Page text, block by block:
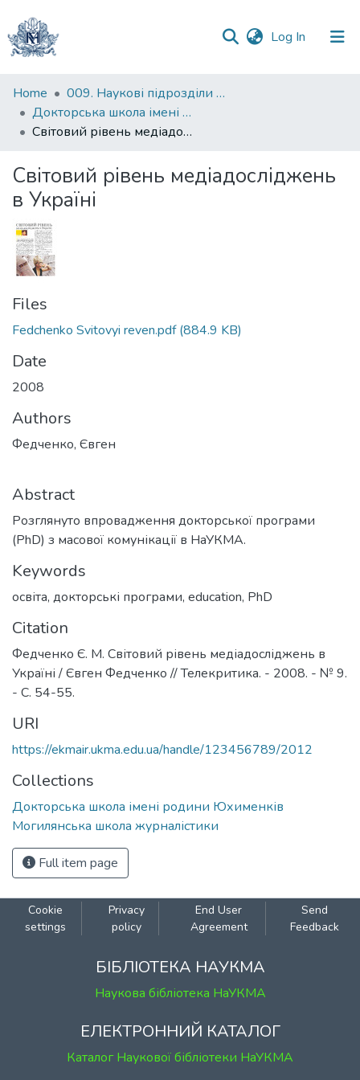
Log In (current)
Communities
&
Collections
Statistics
Home
009. Наукові підрозділи НаУКМА
Докторська школа імені родини Юхименків
Світовий рівень медіадосліджень в Україні
Світовий рівень медіадосліджень
в Україні
Files
Fedchenko Svitovyi reven.pdf(884.9 KB)
Date
2008
Authors
Федченко, Євген
Abstract
Розглянуто впровадження докторської програми
(PhD) з масової комунікації в НаУКМА.
Keywords
освіта, докторські програми, education, PhD
Citation
Федченко Є. М. Світовий рівень медіадосліджень в
Україні / Євген Федченко // Телекритика. - 2008. - № 9.
- С. 54-55.
URI
https://ekmair.ukma.edu.ua/handle/123456789/2012
Collections
Докторська школа імені родини Юхименків
Могилянська школа журналістики
Full item page
Cookie
settings
Privacy
policy
End User
Agreement
Send
Feedback
БІБЛІОТЕКА НАУКМА
Наукова бібліотека НаУКМА
ЕЛЕКТРОННИЙ КАТАЛОГ
Каталог Наукової бібліотеки НаУКМА